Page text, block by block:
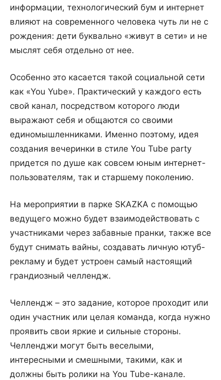
информации, технологический бум и интернет
влияют на современного человека чуть ли не с
рождения: дети буквально «живут в сети» и не
мыслят себя отдельно от нее.
Особенно это касается такой социальной сети
как «You Yube». Практический у каждого есть
свой канал, посредством которого люди
выражают себя и общаются со своими
единомышленниками. Именно поэтому, идея
создания вечеринки в стиле You Tube party
придется по душе как совсем юным интернет-
пользователям, так и старшему поколению.
На мероприятии в парке SKAZKA с помощью
ведущего можно будет взаимодействовать с
участниками через забавные пранки, также все
будут снимать вайны, создавать личную ютуб-
рекламу и будет устроен самый настоящий
грандиозный челлендж.
Челлендж – это задание, которое проходит или
один участник или целая команда, когда нужно
проявить свои яркие и сильные стороны.
Челленджи могут быть веселыми,
интересными и смешными, такими, как и
должны быть ролики на You Tube-канале.